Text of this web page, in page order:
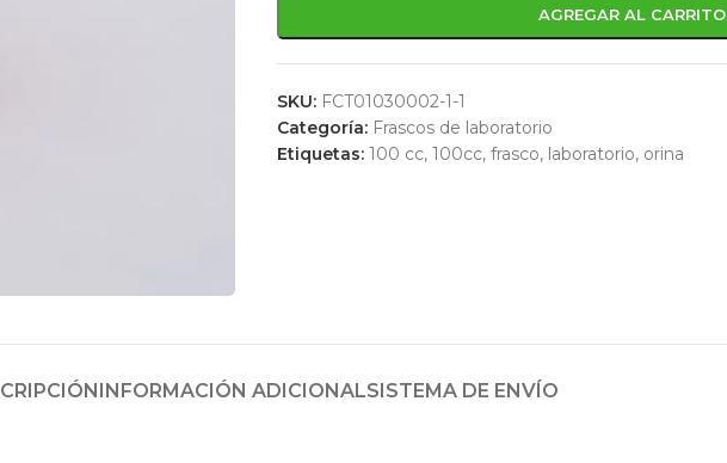
AGREGAR AL CARRITO
SKU: FCT01030002-1-1
Categoría: Frascos de laboratorio
Etiquetas: 100 cc, 100cc, frasco, laboratorio, orina
INFORMACIÓN ADICIONALSISTEMA DE ENVÍO